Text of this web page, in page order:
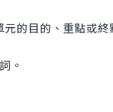
的目的、重點或終
。